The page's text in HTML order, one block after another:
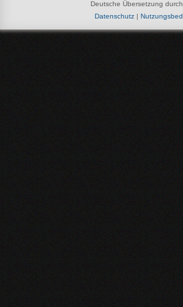
Deutsche Übersetzung durch
Datenschutz|